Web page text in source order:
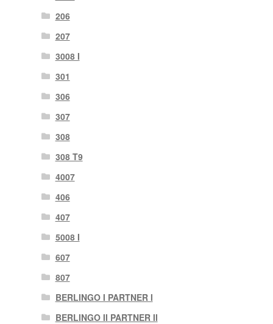
206
207
3008 I
301
306
307
308
308 T9
4007
406
407
5008 I
607
807
BERLINGO I PARTNER I
BERLINGO II PARTNER II